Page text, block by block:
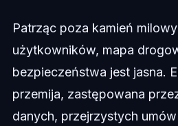
Patrząc poza kamień
użytkowników, mapa
bezpieczeństwa jest jasna.
przemija, zastępowana
danych, przejrzystych